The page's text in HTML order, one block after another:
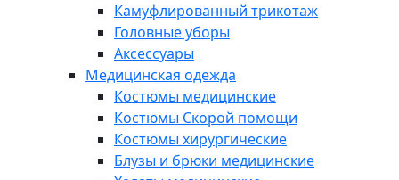
Камуфлированный трикотаж
Головные уборы
Аксессуары
Медицинская одежда
Костюмы медицинские
Костюмы Скорой помощи
Костюмы хирургические
Блузы и брюки медицинские